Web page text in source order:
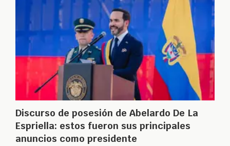
Discurso de posesión de Abelardo De La
Espriella: estos fueron sus principales
anuncios como presidente